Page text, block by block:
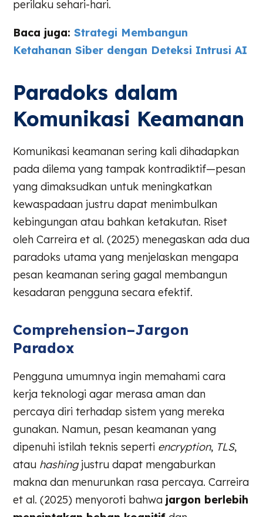
perilaku sehari-hari.
Baca juga:Strategi Membangun
Ketahanan Siber dengan Deteksi Intrusi AI
Paradoks dalam
Komunikasi Keamanan
Komunikasi keamanan sering kali dihadapkan
pada dilema yang tampak kontradiktif—pesan
yang dimaksudkan untuk meningkatkan
kewaspadaan justru dapat menimbulkan
kebingungan atau bahkan ketakutan. Riset
oleh Carreira et al. (2025) menegaskan ada dua
paradoks utama yang menjelaskan mengapa
pesan keamanan sering gagal membangun
kesadaran pengguna secara efektif.
Comprehension–Jargon
Paradox
Pengguna umumnya ingin memahami cara
kerja teknologi agar merasa aman dan
percaya diri terhadap sistem yang mereka
gunakan. Namun, pesan keamanan yang
dipenuhi istilah teknis seperti encryption, TLS,
atau hashingjustru dapat mengaburkan
makna dan menurunkan rasa percaya. Carreira
et al. (2025) menyoroti bahwa jargon berlebih